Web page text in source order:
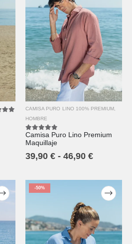
out of 5
CAMISA PURO LINO 100% PREMIUM,
HOMBRE
5.00out of 5
Camisa Puro Lino Premium
Maquillaje
39,90 € - 46,90 €
-50%